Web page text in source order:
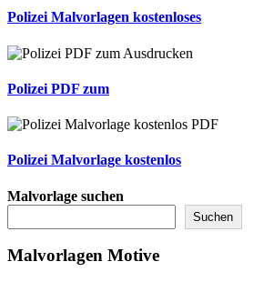
Polizei Malvorlagen kostenloses
Polizei PDF zum
Polizei Malvorlage kostenlos
Malvorlage suchen
Suchen
Malvorlagen Motive